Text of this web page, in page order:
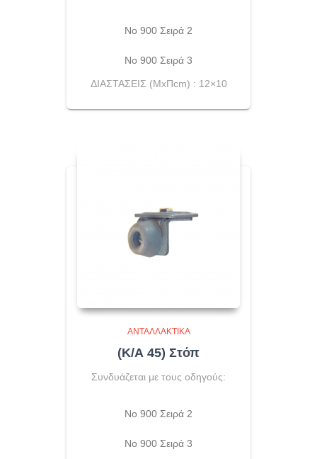
Νο 900 Σειρά 2
Νο 900 Σειρά 3
ΔΙΑΣΤΑΣΕΙΣ (ΜxΠcm) : 12×10
ΑΝΤΑΛΛΑΚΤΙΚΆ
(Κ/Α 45) Στόπ
Συνδυάζεται με τους οδηγούς:
No 900 Σειρά 2
Νο 900 Σειρά 3